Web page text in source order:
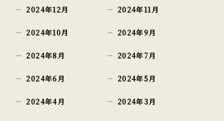
2024年12月 2024年11月
2024年10月 2024年9月
2024年8月 2024年7月
2024年6月 2024年5月
2024年4月 2024年3月